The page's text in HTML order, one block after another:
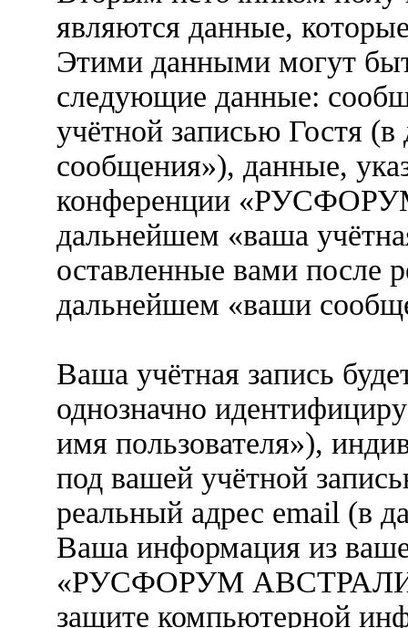
являются данные,
Этими данными могут
следующие данные:
учётной записью Гостя
сообщения»), данные,
конференции
дальнейшем «ваша
оставленные вами после
дальнейшем «ваши
Ваша учётная запись
однозначно
имя пользователя»),
под вашей учётной
реальный адрес email (в
Ваша информация из
«РУСФОРУМ
защите компьютерной